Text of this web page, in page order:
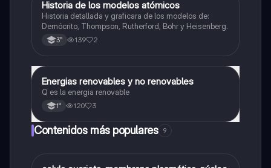
Física
Historia de los modelos atómicos
Historia detallada y graficara de los modelos de:
Demócrito, Thompson, Rutherford, Bohr y Heisenberg.
3° 139 2
Física
Energias renovables y no renovables
Q es la energia renovable
1° 120 3
Contenidos más populares 9